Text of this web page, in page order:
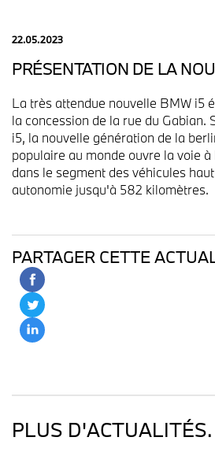
22.05.2023
PRÉSENTATION DE LA
La très attendue nouvelle BMW i5
la concession de la rue du Gabian.
i5, la nouvelle génération de la
populaire au monde ouvre la voie
dans le segment des véhicules
autonomie jusqu'à 582 kilomètres.
PARTAGER CETTE
PLUS D'ACTUALITÉS.